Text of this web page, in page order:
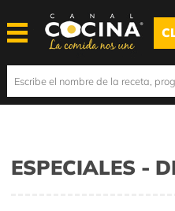
ESPECIALES -